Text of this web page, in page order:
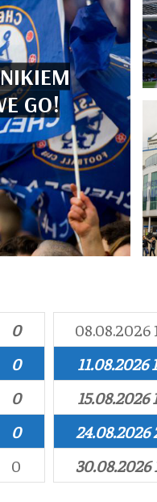
GO!
0
0
0
0
0
08.08.2026
11.08.2026
15.08.2026
24.08.2026
30.08.2026